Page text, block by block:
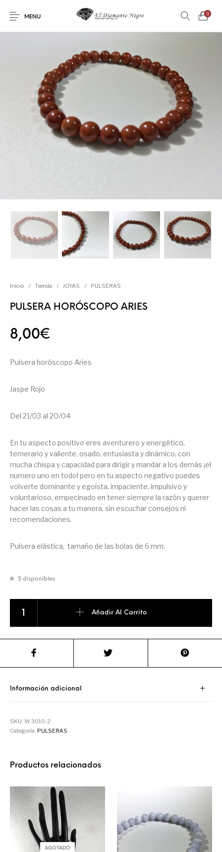
MENU
0
Novedades DINOSAURIOS
FÓSILES JOYAS METEORITOS
Inicio / Tienda / JOYAS / PULSERAS
PULSERA HORÓSCOPO ARIES
8,00€
Pulsera horóscopo Aries
Jaspe Rojo
Del 21/03 al 20/04
En tu aspecto positivo eres aventurero y energético,
temerario y valiente, osado, entusiasta y dinámico, con
mucha chispa y capacidad para dirigir y mandar a los demás ¡el
numero uno en todo! pero en tu aspecto negativo puedes
volverte dominante y egoísta, impaciente, impulsivo y
voluntarioso, empecinado en tener siempre la razón y querer
hacer las cosas a tu manera, sin escuchar consejos ni
recomendaciones.
Pulsera elástica, tamaño de las bolas de 6 mm.
5 disponibles
Añadir Al Carrito
Información adicional
SKU:W 3010-2
Categoría: PULSERAS
Productos relacionados
AGOTADO